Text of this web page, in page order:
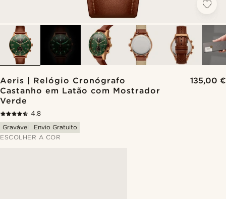
Aeris | Relógio Cronógrafo
Castanho em Latão com Mostrador
Verde
135,00 €
4.8
Gravável
Envio Gratuito
ESCOLHER A COR